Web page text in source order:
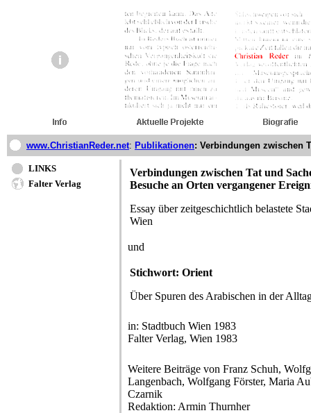
www.ChristianReder.net: Publikationen: Verbindungen zwischen
LINKS
Falter Verlag
Verbindungen zwischen Tat und
Besuche an Orten vergangener
Essay über zeitgeschichtlich belastete
Wien
und
Stichwort: Orient
Über Spuren des Arabischen in der
in: Stadtbuch Wien 1983
Falter Verlag, Wien 1983
Weitere Beiträge von Franz Schuh,
Langenbach, Wolfgang Förster, Maria
Czarnik
Redaktion: Armin Thurnher